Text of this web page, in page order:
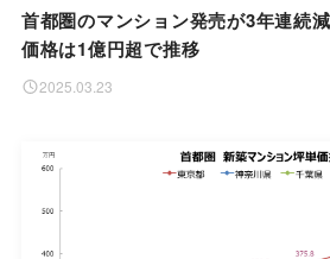
首都圏のマンション発売が3年連続
価格は1億円超で推移
2025.03.23